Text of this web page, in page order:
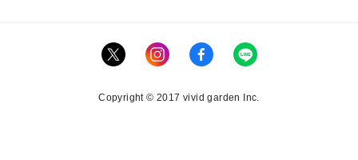
朝早くから行列ができるほど。
Copyright © 2017 vivid garden Inc.